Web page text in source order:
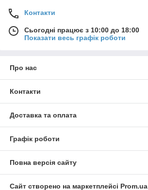
Контакти
Сьогодні працює з 10:00 до 18:00
Показати весь графік роботи
Про нас
Контакти
Доставка та оплата
Графік роботи
Повна версія сайту
Сайт створено на маркетплейсі Prom.ua